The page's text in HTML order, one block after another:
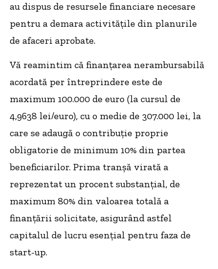
au dispus de resursele financiare necesare
pentru a demara activitățile din planurile
de afaceri aprobate.
Vă reamintim că finanțarea nerambursabilă
acordată per întreprindere este de
maximum 100.000 de euro (la cursul de
4,9638 lei/euro), cu o medie de 307.000 lei, la
care se adaugă o contribuție proprie
obligatorie de minimum 10% din partea
beneficiarilor. Prima tranșă virată a
reprezentat un procent substanțial, de
maximum 80% din valoarea totală a
finanțării solicitate, asigurând astfel
capitalul de lucru esențial pentru faza de
start-up.